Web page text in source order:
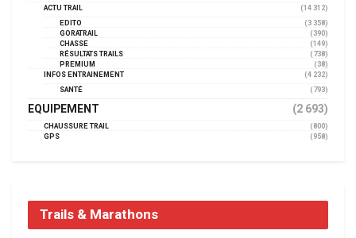
ACTU TRAIL
(14 312)
EDITO
(3 358)
GORATRAIL
(390)
CHASSE
(149)
RÉSULTATS TRAILS
(738)
PREMIUM
(38)
INFOS ENTRAINEMENT
(4 232)
SANTÉ
(793)
EQUIPEMENT (2 693)
CHAUSSURE TRAIL
(800)
GPS
(958)
Trails & Marathons